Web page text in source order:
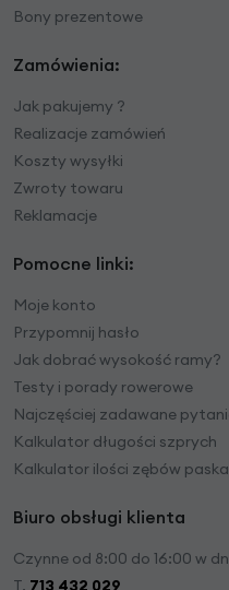
Bony prezentowe
Zamówienia:
Jak pakujemy ?
Realizacje zamówień
Koszty wysyłki
Zwroty towaru
Reklamacje
Pomocne linki:
Moje konto
Przypomnij hasło
Jak dobrać wysokość ramy?
Testy i porady rowerowe
Najczęściej zadawane
Kalkulator długości szprych
Kalkulator ilości zębów paska
Biuro obsługi klienta
Czynne od 8:00 do 16:00 w
T. 713 432 029